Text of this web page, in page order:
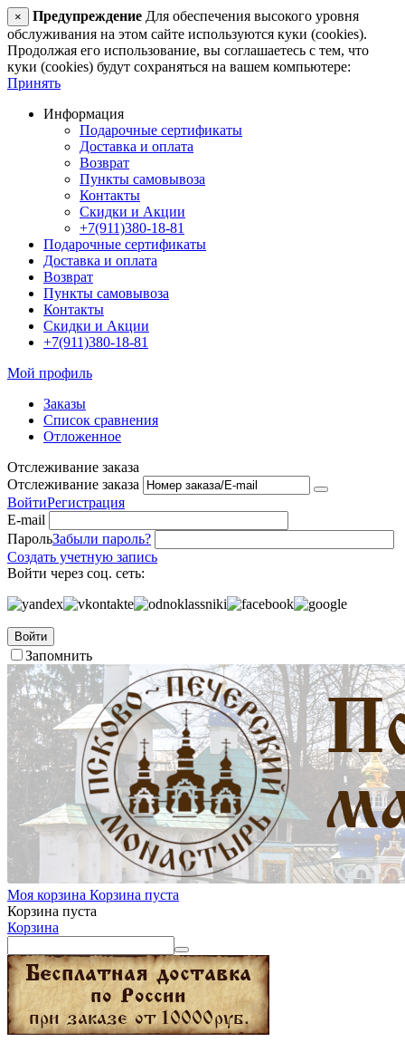
× Предупреждение Для обеспечения высокого уровня
обслуживания на этом сайте используются куки (cookies).
Продолжая его использование, вы соглашаетесь с тем, что
куки (cookies) будут сохраняться на вашем компьютере:
Принять
Информация
Подарочные сертификаты
Доставка и оплата
Возврат
Пункты самовывоза
Контакты
Скидки и Акции
+7(911)380-18-81
Подарочные сертификаты
Доставка и оплата
Возврат
Пункты самовывоза
Контакты
Скидки и Акции
+7(911)380-18-81
Мой профиль
Заказы
Список сравнения
Отложенное
Отслеживание заказа
Отслеживание заказа
ВойтиРегистрация
E-mail
ПарольЗабыли пароль?
Создать учетную запись
Войти через соц. сеть:
Войти
Запомнить
Моя корзина Корзина пуста
Корзина пуста
Корзина